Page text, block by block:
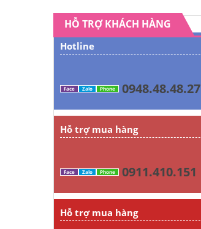
HỖ TRỢ KHÁCH HÀNG
Hotline
Face Zalo Phone 0948.48.48.27
Hỗ trợ mua hàng
Face Zalo Phone 0911.410.151
Hỗ trợ mua hàng